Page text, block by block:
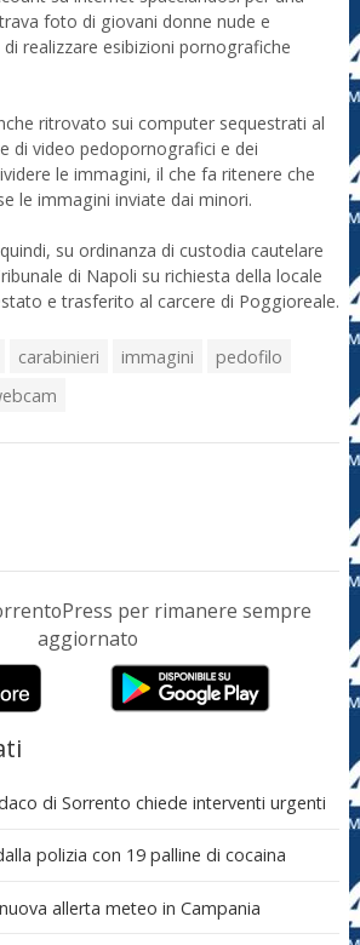
foto di giovani donne nude e
realizzare esibizioni pornografiche
ritrovato sui computer sequestrati al
di video pedopornografici e dei
le immagini, il che fa ritenere che
le immagini inviate dai minori.
su ordinanza di custodia cautelare
di Napoli su richiesta della locale
e trasferito al carcere di Poggioreale.
carabinieri immagini
pedofilo
per rimanere sempre
aggiornato
di Sorrento chiede interventi urgenti
polizia con 19 palline di cocaina
allerta meteo in Campania